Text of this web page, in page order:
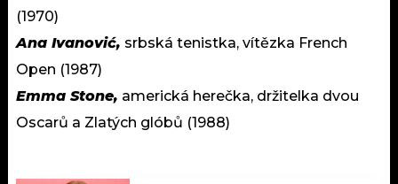
(1970)
Ana Ivanović, srbská tenistka, vítězka French
Open (1987)
Emma Stone, americká herečka, držitelka dvou
Oscarů a Zlatých glóbů (1988)